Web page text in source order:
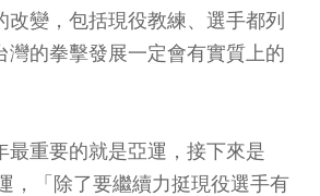
改變，包括現役教練、選手都列
灣的拳擊發展一定會有實質上的
最重要的就是亞運，接下來是
，「除了要繼續力挺現役選手有